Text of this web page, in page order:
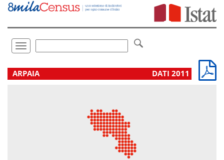
Vai
direttamente
Toggle
navigation
.
ARPAIA DATI 2011